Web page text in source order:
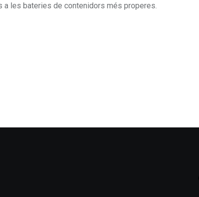
a les bateries de contenidors més properes.